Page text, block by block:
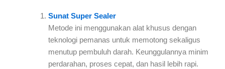
Sunat Super Sealer
Metode ini menggunakan alat khusus dengan
teknologi pemanas untuk memotong sekaligus
menutup pembuluh darah. Keunggulannya minim
perdarahan, proses cepat, dan hasil lebih rapi.